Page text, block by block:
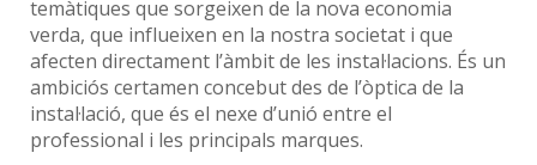
temàtiques que sorgeixen de la nova economia
verda, que influeixen en la nostra societat i que
afecten directament l’àmbit de les instal·lacions. És un
ambiciós certamen concebut des de l’òptica de la
instal·lació, que és el nexe d’unió entre el
professional i les principals marques.